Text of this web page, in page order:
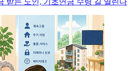
받는 노인, 기초연금 수령 길 열린다